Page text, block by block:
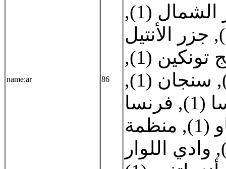
name:ar 86
الشمال (1)
,
, جزر الأنتيل
تونكين (1)
,
, سنجان (1)
,
(1)
, فرنسا
, منظمة
, وادي اللوار